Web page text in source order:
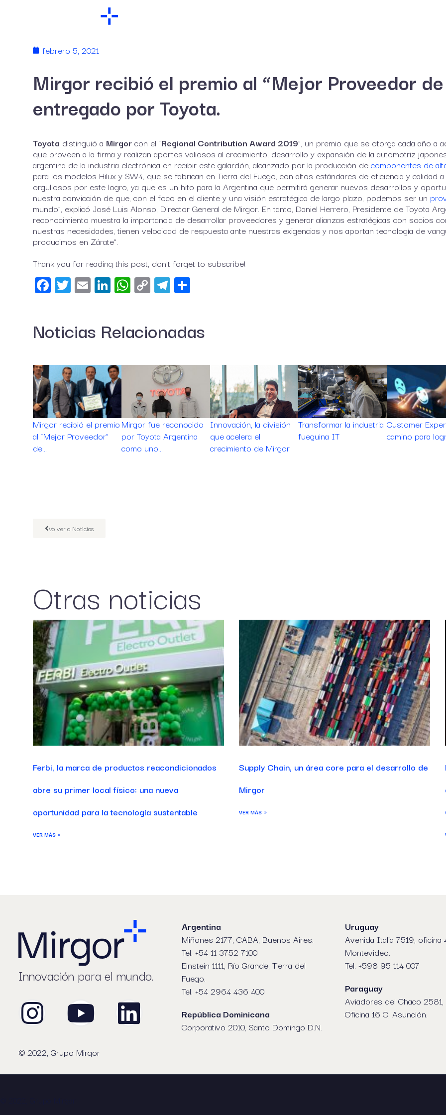
febrero 5, 2021
Mirgor recibió el premio al “Mejor Proveedor
entregado por Toyota.
Toyota distinguió a Mirgorcon el “Regional Contribution Award 2019”, un premio que se otorga cada año a
que proveen a la firma y realizan aportes valiosos al crecimiento, desarrollo y expansión de la automotriz
argentina de la industria electrónica en recibir este galardón, alcanzado por la producción decomponentes de
para los modelos Hilux y SW4, que se fabrican en Tierra del Fuego, con altos estándares de eficiencia y calidad a
orgullosos por este logro, ya que es un hito para la Argentina que permitirá generar nuevos desarrollos y
nuestra convicción de que, con el foco en el cliente y una visión estratégica de largo plazo, podemos ser un
mundo”, explicó José Luis Alonso, Director General de Mirgor. En tanto, Daniel Herrero, Presidente de Toyota
reconocimiento muestra la importancia de desarrollar proveedores y generar alianzas estratégicas con socios
nuestras necesidades, tienen velocidad de respuesta ante nuestras exigencias y nos aportan tecnología de
producimos en Zárate”.
Thank you for reading this post, don't forget to subscribe!
Facebook
Twitter
EmailLinkedIn
WhatsApp
CopyTelegram
Noticias Relacionadas
Mirgor recibió el premio
al “Mejor Proveedor”
de…
Mirgor fue reconocido
por Toyota Argentina
como uno…
Innovación, la división
que acelera el
crecimiento de Mirgor
Transformar la industria
fueguina IT
Customer
camino para
Volver a Noticias
Otras noticias
Ferbi, la marca de productos reacondicionados
abre su primer local físico: una nueva
oportunidad para la tecnología sustentable
VER MÁS »
Supply Chain, un área core para el desarrollo de
Mirgor
VER MÁS »
Innovación para el mundo.
© 2022, Grupo Mirgor
Argentina
Miñones 2177, CABA, Buenos Aires.
Tel. +54 11 3752 7100
Einstein 1111, Río Grande, Tierra del
Fuego.
Tel. +54 2964 436 400
República Dominicana
Corporativo 2010, Santo Domingo D.N.
Uruguay
Avenida Italia 7519, oficina
Montevideo.
Tel. +598 95 114 007
Paraguay
Aviadores del Chaco 2581,
Oficina 16 C, Asunción.